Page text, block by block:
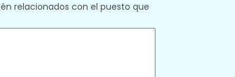
relacionados con el puesto que